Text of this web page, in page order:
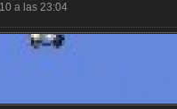
a las 23:04